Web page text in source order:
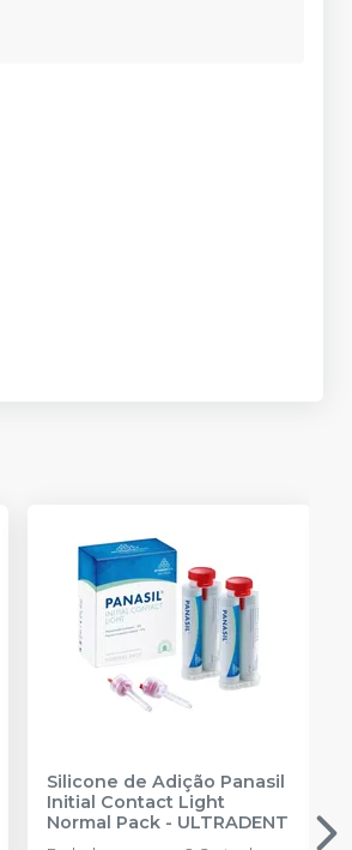
Silicone de Adição Panasil
Initial Contact Light
Normal Pack- ULTRADENT